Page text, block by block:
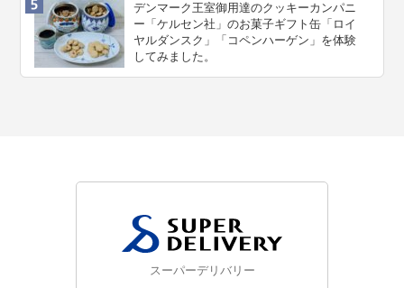
デンマーク王室御用達のクッキーカンパニ
ー「ケルセン社」のお菓子ギフト缶「ロイ
ヤルダンスク」「コペンハーゲン」を体験
してみました。
スーパーデリバリー